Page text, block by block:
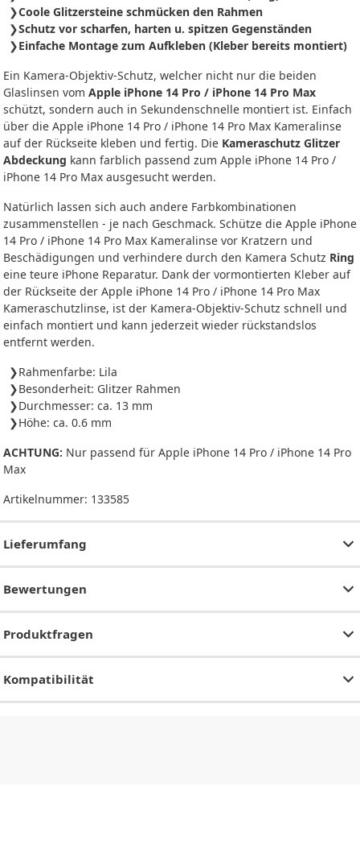
Coole Glitzersteine schmücken den Rahmen
Schutz vor scharfen, harten u. spitzen Gegenständen
Einfache Montage zum Aufkleben (Kleber bereits montiert)
Ein Kamera-Objektiv-Schutz, welcher nicht nur die beiden
Glaslinsen vom Apple iPhone 14 Pro / iPhone 14 Pro Max
schützt, sondern auch in Sekundenschnelle montiert ist. Einfach
über die Apple iPhone 14 Pro / iPhone 14 Pro Max Kameralinse
auf der Rückseite kleben und fertig. Die Kameraschutz Glitzer
Abdeckung kann farblich passend zum Apple iPhone 14 Pro /
iPhone 14 Pro Max ausgesucht werden.
Natürlich lassen sich auch andere Farbkombinationen
zusammenstellen - je nach Geschmack. Schütze die Apple iPhone
14 Pro / iPhone 14 Pro Max Kameralinse vor Kratzern und
Beschädigungen und verhindere durch den Kamera Schutz Ring
eine teure iPhone Reparatur. Dank der vormontierten Kleber auf
der Rückseite der Apple iPhone 14 Pro / iPhone 14 Pro Max
Kameraschutzlinse, ist der Kamera-Objektiv-Schutz schnell und
einfach montiert und kann jederzeit wieder rückstandslos
entfernt werden.
Rahmenfarbe: Lila
Besonderheit: Glitzer Rahmen
Durchmesser: ca. 13 mm
Höhe: ca. 0.6 mm
ACHTUNG: Nur passend für Apple iPhone 14 Pro / iPhone 14 Pro
Max
Artikelnummer: 133585
Lieferumfang
Bewertungen
Produktfragen
Kompatibilität